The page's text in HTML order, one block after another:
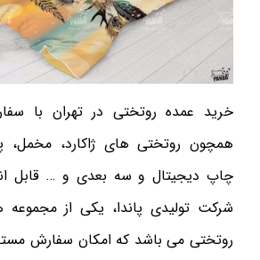
خرید عمده روتختی در تهران با
همچون روتختی های ژاکارد، مخمل،
چاپ دیجیتال و سه بعدی و … قابل
شرکت تولیدی پاندا، یکی از مجموعه
روتختی می باشد که امکان سفارش